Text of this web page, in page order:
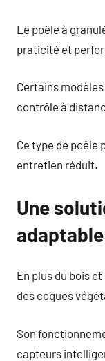
Le poêle à
praticité et
Certains
contrôle à
Ce type de poêle
entretien réduit.
Une
adaptable
En plus du bois
des coques
Son
capteurs